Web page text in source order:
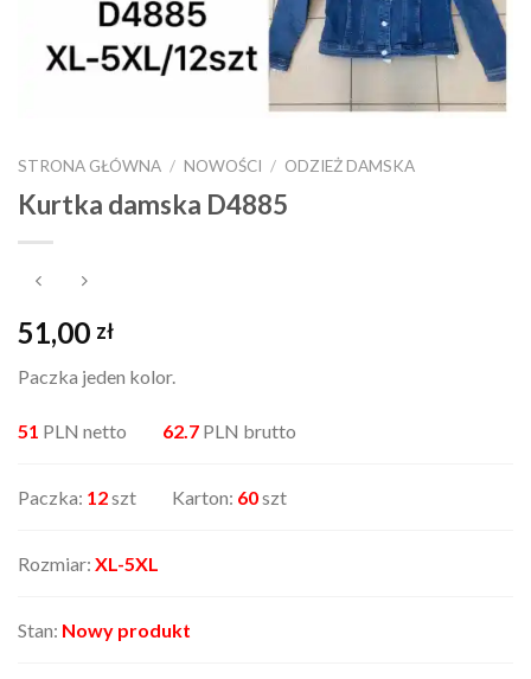
STRONA GŁÓWNA / NOWOŚCI / ODZIEŻ DAMSKA
Kurtka damska D4885
51,00 zł
Paczka jeden kolor.
51 PLN netto 62.7 PLN brutto
Paczka: 12szt Karton: 60szt
Rozmiar: XL-5XL
Stan: Nowy produkt